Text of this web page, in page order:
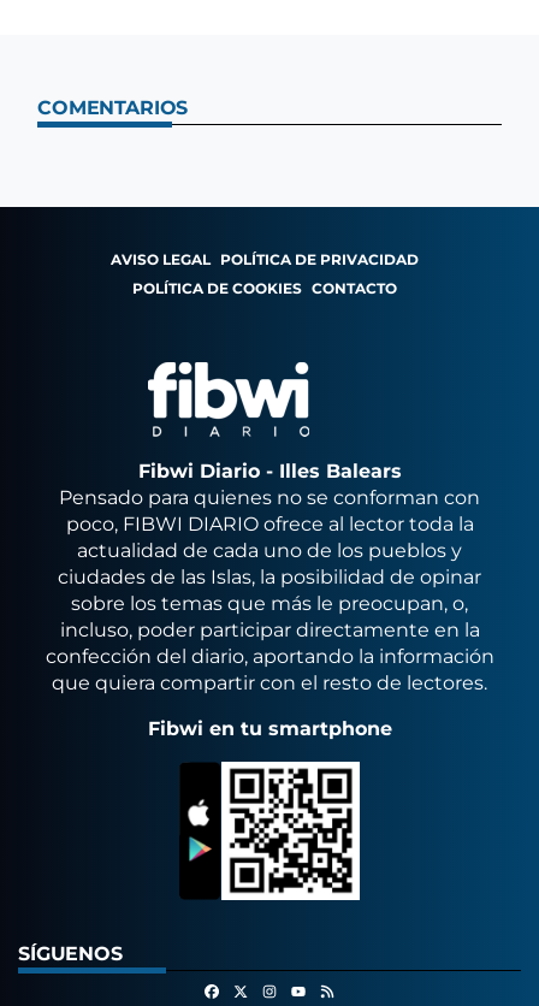
COMENTARIOS
AVISO LEGAL POLÍTICA DE PRIVACIDAD
POLÍTICA DE COOKIES CONTACTO
Fibwi Diario - Illes Balears
Pensado para quienes no se conforman con
poco, FIBWI DIARIO ofrece al lector toda la
actualidad de cada uno de los pueblos y
ciudades de las Islas, la posibilidad de opinar
sobre los temas que más le preocupan, o,
incluso, poder participar directamente en la
confección del diario, aportando la información
que quiera compartir con el resto de lectores.
Fibwi en tu smartphone
SÍGUENOS
FacebookInstagram